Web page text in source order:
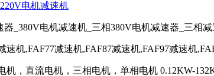
电机减速机
_380V电机减速机_三相380V电机减速器_三相
速机,FAF77减速机,FAF87减速机,FAF97减速机
，直流电机，三相电机，单相电机 0.12KW-